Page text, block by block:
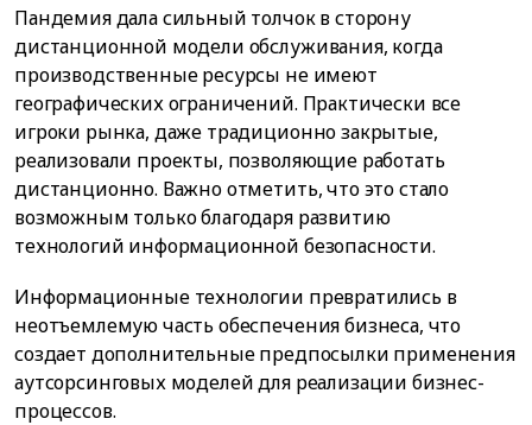
Пандемия дала сильный толчок в сторону
дистанционной модели обслуживания, когда
производственные ресурсы не имеют
географических ограничений. Практически все
игроки рынка, даже традиционно закрытые,
реализовали проекты, позволяющие работать
дистанционно. Важно отметить, что это стало
возможным только благодаря развитию
технологий информационной безопасности.
Информационные технологии превратились в
неотъемлемую часть обеспечения бизнеса, что
создает дополнительные предпосылки применения
аутсорсинговых моделей для реализации бизнес-
процессов.